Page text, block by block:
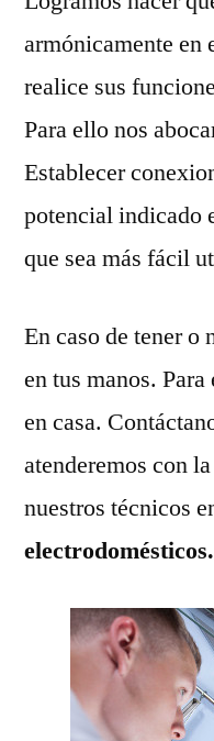
armónicamente en
realice sus
Para ello nos
Establecer
potencial indicado
que sea más fácil
En caso de tener o
en tus manos.
en casa.
atenderemos con
nuestros técnicos
electrodomésticos.